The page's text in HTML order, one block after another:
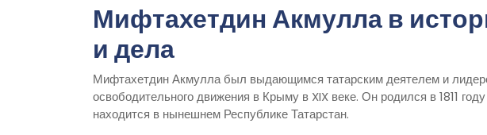
Мифтахетдин Акмулла в
и дела
Мифтахетдин Акмулла был выдающимся татарским деятелем и
освободительного движения в Крыму в XIX веке. Он родился в 1811
находится в нынешнем Республике Татарстан.